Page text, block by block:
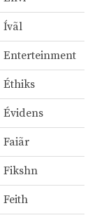
Ívãl
Enterteinment
Éthiks
Évidens
Faiãr
Fikshn
Feith